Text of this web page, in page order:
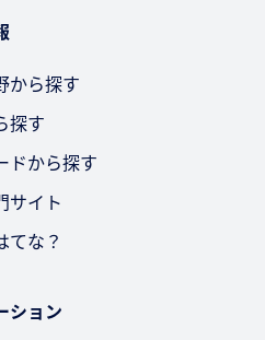
から探す
探す
ドから探す
サイト
てな？
ション